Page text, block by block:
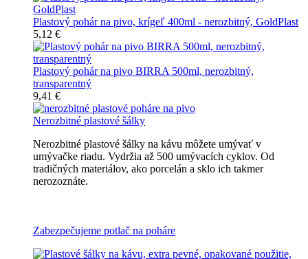
Plastový pohár na pivo, krígeľ 400ml - nerozbitný, GoldPlast
5,12 €
Plastový pohár na pivo BIRRA 500ml, nerozbitný,
transparentný
9,41 €
Nerozbitné plastové šálky
Nerozbitné plastové šálky na kávu môžete umývať v
umývačke riadu. Vydržia až 500 umývacích cyklov. Od
tradičných materiálov, ako porcelán a sklo ich takmer
nerozoznáte.
Zabezpečujeme potlač na poháre